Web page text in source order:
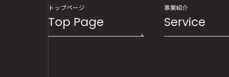
トップページ
Top Page
事業紹介
Service